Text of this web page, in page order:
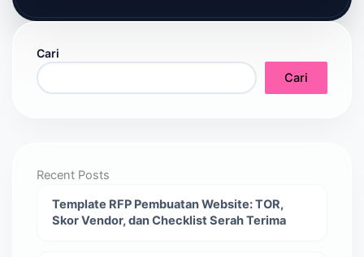
Cari
Cari
Recent Posts
Template RFP Pembuatan Website: TOR,
Skor Vendor, dan Checklist Serah Terima